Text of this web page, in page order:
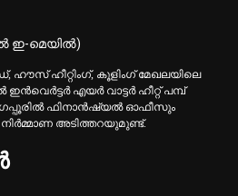
ഹൗസ് ഹീറ്റിംഗ്, കൂളിംഗ് മേഖലയിലെ
എയർ വാട്ടർ ഹീറ്റ് പമ്പ്
ഫിനാൻഷ്യൽ ഓഫീസും
അടിത്തറയുമുണ്ട്.